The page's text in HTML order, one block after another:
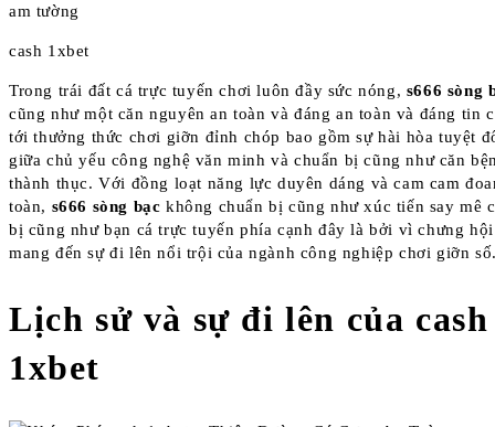
am tường
cash 1xbet
Trong trái đất cá trực tuyến chơi luôn đầy sức nóng, s666 sòng
cũng như một căn nguyên an toàn và đáng an toàn và đáng tin
tới thưởng thức chơi giỡn đỉnh chóp bao gồm sự hài hòa tuyệt
giữa chủ yếu công nghệ văn minh và chuẩn bị cũng như căn
thành thục. Với đồng loạt năng lực duyên dáng và cam cam
toàn, s666 sòng bạc không chuẩn bị cũng như xúc tiến say mê
bị cũng như bạn cá trực tuyến phía cạnh đây là bởi vì chưng
mang đến sự đi lên nổi trội của ngành công nghiệp chơi giỡn
Lịch sử và sự đi lên của cash
1xbet